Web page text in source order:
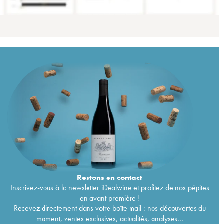
Restons encontact
Inscrivez-vous à la newsletter iDealwine et profitez de nos pépites
en avant-première !
Recevez directement dans votre boîte mail : nos découvertes du
moment, ventes exclusives, actualités, analyses...